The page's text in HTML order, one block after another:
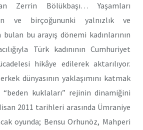
Zerrin Bölükbaşı… Yaşamları
ve birçoğununki yalnızlık ve
bu arayış dönemi kadınlarının
Türk kadınının Cumhuriyet
hikâye edilerek aktarılıyor.
dünyasının yaklaşımını katmak
“beden kuklaları” rejinin dinamiğini
2011 tarihleri arasında Ümraniye
oyunda; Bensu Orhunöz, Mahperi